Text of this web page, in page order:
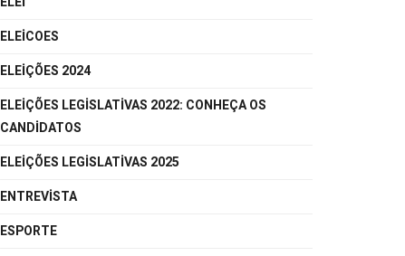
ELEICOES
ELEIÇÕES 2024
ELEIÇÕES LEGISLATIVAS 2022: CONHEÇA OS
CANDIDATOS
ELEIÇÕES LEGISLATIVAS 2025
ENTREVISTA
ESPORTE